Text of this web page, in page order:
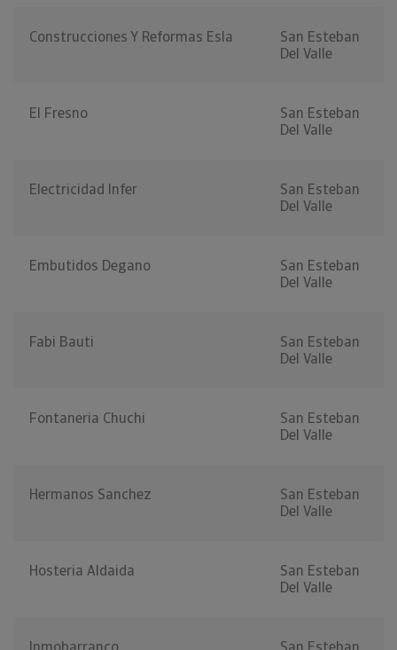
Construcciones Y Reformas Esla
San Esteban
Del Valle
El Fresno
San Esteban
Del Valle
Electricidad Infer
San Esteban
Del Valle
Embutidos Degano
San Esteban
Del Valle
Fabi Bauti
San Esteban
Del Valle
Fontaneria Chuchi
San Esteban
Del Valle
Hermanos Sanchez
San Esteban
Del Valle
Hosteria Aldaida
San Esteban
Del Valle